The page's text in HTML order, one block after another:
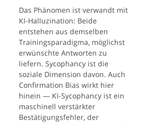
Das Phänomen ist verwandt mit
KI-Halluzination: Beide
entstehen aus demselben
Trainingsparadigma, möglichst
erwünschte Antworten zu
liefern. Sycophancy ist die
soziale Dimension davon. Auch
Confirmation Bias wirkt hier
hinein — KI-Sycophancy ist ein
maschinell verstärkter
Bestätigungsfehler, der